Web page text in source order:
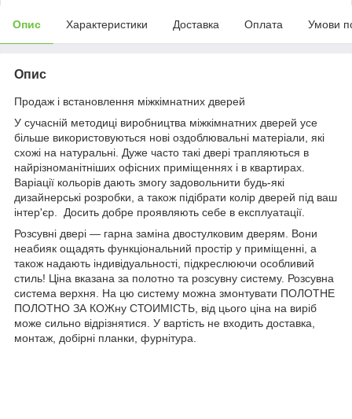
Опис Характеристики Доставка Оплата Умови
Опис
Продаж і встановлення міжкімнатних дверей
У сучасній методиці виробництва міжкімнатних дверей усе
більше використовуються нові оздоблювальні матеріали, які
схожі на натуральні. Дуже часто такі двері трапляються в
найрізноманітніших офісних приміщеннях і в квартирах.
Варіації кольорів дають змогу задовольнити будь-які
дизайнерські розробки, а також підібрати колір дверей під ваш
інтер'єр. Досить добре проявляють себе в експлуатації.
Розсувні двері — гарна заміна двостулковим дверям. Вони
неабияк ощадять функціональний простір у приміщенні, а
також надають індивідуальності, підкреслюючи особливий
стиль! Ціна вказана за полотно та розсувну систему. Розсувна
система верхня. На цю систему можна змонтувати ПОЛОТНЕ
ПОЛОТНО ЗА КОЖну СТОИМІСТЬ, від цього ціна на виріб
може сильно відрізнятися. У вартість не входить доставка,
монтаж, добірні планки, фурнітура.